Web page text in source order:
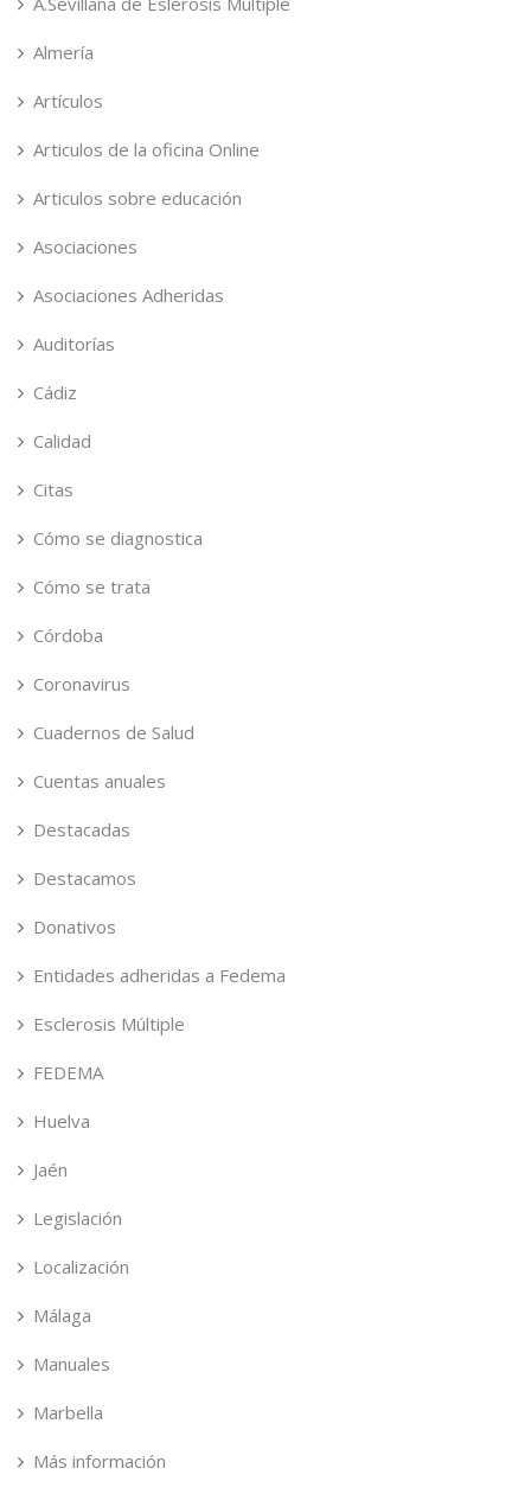
Almería
Artículos
Articulos de la oficina Online
Articulos sobre educación
Asociaciones
Asociaciones Adheridas
Auditorías
Cádiz
Calidad
Citas
Cómo se diagnostica
Cómo se trata
Córdoba
Coronavirus
Cuadernos de Salud
Cuentas anuales
Destacadas
Destacamos
Donativos
Entidades adheridas a Fedema
Esclerosis Múltiple
FEDEMA
Huelva
Jaén
Legislación
Localización
Málaga
Manuales
Marbella
Más información